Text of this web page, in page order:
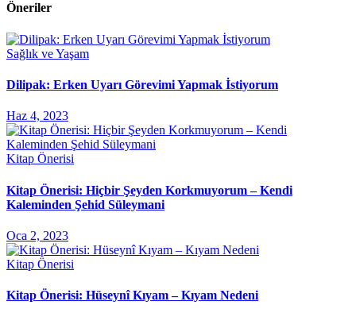
Öneriler
Sağlık ve Yaşam
Dilipak: Erken Uyarı Görevimi Yapmak İstiyorum
Haz 4, 2023
Kitap Önerisi
Kitap Önerisi: Hiçbir Şeyden Korkmuyorum – Kendi
Kaleminden Şehid Süleymani
Oca 2, 2023
Kitap Önerisi
Kitap Önerisi: Hüseynî Kıyam – Kıyam Nedeni